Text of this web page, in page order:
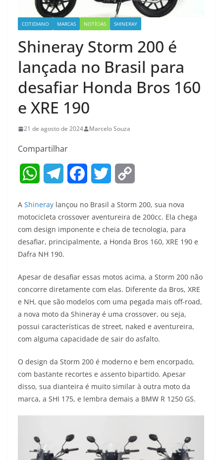
COTIDIANO MARCAS NOTÍCIAS SHINERAY
Shineray Storm 200 é
lançada no Brasil para
desafiar Honda Bros 160
e XRE 190
21 de agosto de 2024 Marcelo Souza
Compartilhar
W
a
t
s
p
p
l
e
a
m
c
e
o
k
i
t
e
r
p
y
n
k
A Shineray lançou no Brasil a Storm 200, sua nova
motocicleta crossover aventureira de 200cc. Ela chega
com design imponente e cheia de tecnologia, para
desafiar, principalmente, a Honda Bros 160, XRE 190 e
Dafra NH 190.
Apesar de desafiar essas motos acima, a Storm 200 não
concorre diretamente com elas. Diferente da Bros, XRE
e NH, que são modelos com uma pegada mais off-road,
a nova moto da Shineray é uma crossover, ou seja,
possui características de street, naked e aventureira,
com alguma capacidade de sair do asfalto.
O design da Storm 200 é moderno e bem encorpado,
com bastante recortes e assento bipartido. Apesar
disso, sua dianteira é muito similar à outra moto da
marca, a SHI 175, e lembra demais a BMW R 1250 GS.